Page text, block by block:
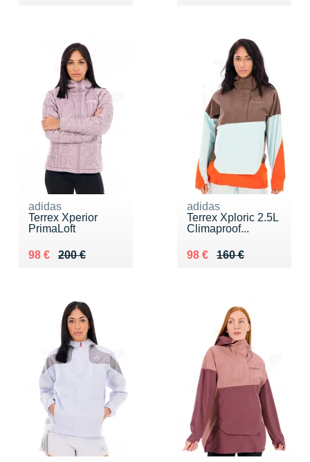
adidas
Terrex Xperior
PrimaLoft
200 €
Au lieu de 200 €
98 €
Vendu 98 €
adidas
Terrex Xploric 2.5L
Climaproof...
160 €
Au lieu de 160 €
98 €
Vendu 98 €